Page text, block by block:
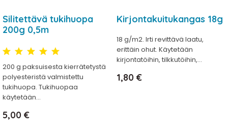
Silitettävä tukihuopa
200g 0,5m
200 g paksuisesta kierrätetystä
polyesteristä valmistettu
tukihuopa. Tukihuopaa
käytetään...
Hinta
5,00 €
Kirjontakuitukangas 18g
18 g/m2. Irti revittävä laatu,
erittäin ohut. Käytetään
kirjontatöihin, tilkkutöihin,...
Hinta
1,80 €